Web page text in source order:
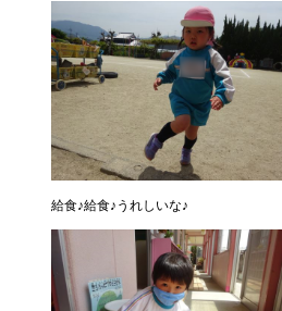
給食♪給食♪うれしいな♪